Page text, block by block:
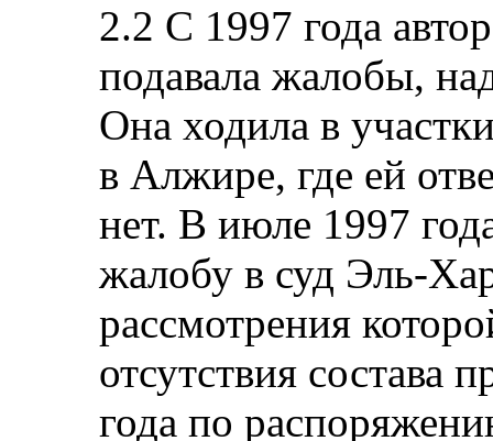
2.2 С 1997 года
подавала жалобы,
Она ходила в
в Алжире, где ей
нет. В июле 1997
жалобу в суд Эль-
рассмотрения
отсутствия состава
года по